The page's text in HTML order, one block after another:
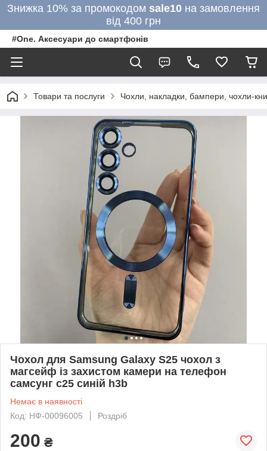
Знижка 10% за промокодом sale10 на замовлення
від 400 грн
#One. Аксесуари до смартфонів
Товари та послуги Чохли, накладки, бампери, чохли-
Чохол для Samsung Galaxy S25 чохол з
магсейф із захистом камери на телефон
самсунг с25 синій h3b
Немає в наявності
Код: НФ-00096005
Роздріб
200 ₴